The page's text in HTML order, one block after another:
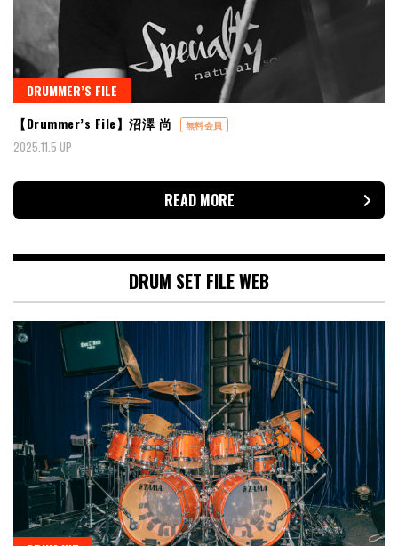
DRUMMER’S FILE
【Drummer’s File】沼澤 尚
無料会員
2025.11.5 UP
READ MORE
DRUM SET FILE WEB